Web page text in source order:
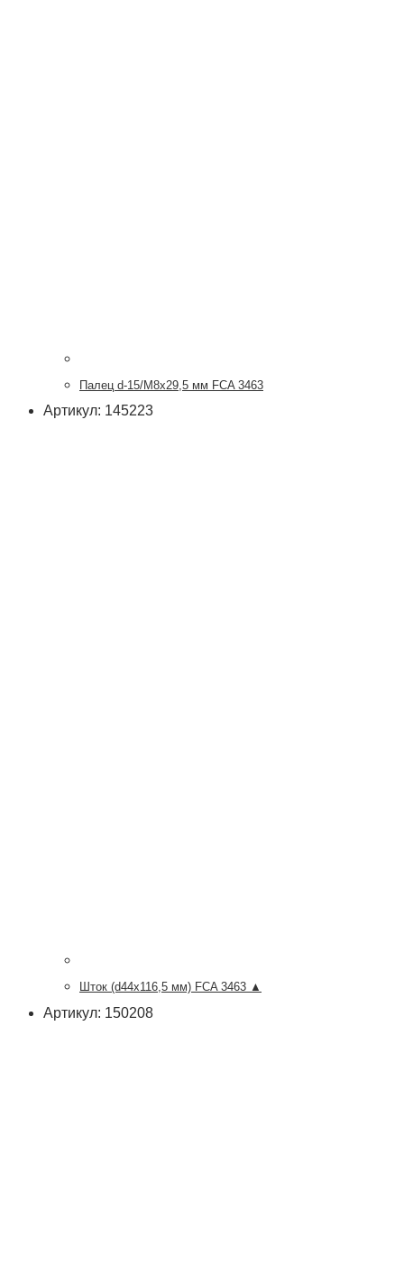
Палец d-15/М8х29,5 мм FCA 3463
Артикул: 145223
Шток (d44х116,5 мм) FCA 3463 ▲
Артикул: 150208